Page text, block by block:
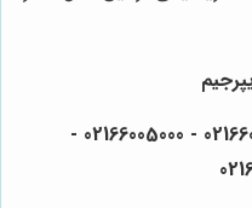
نمایشگاه و فروشگاه : 02166006000 - 02166005000 -